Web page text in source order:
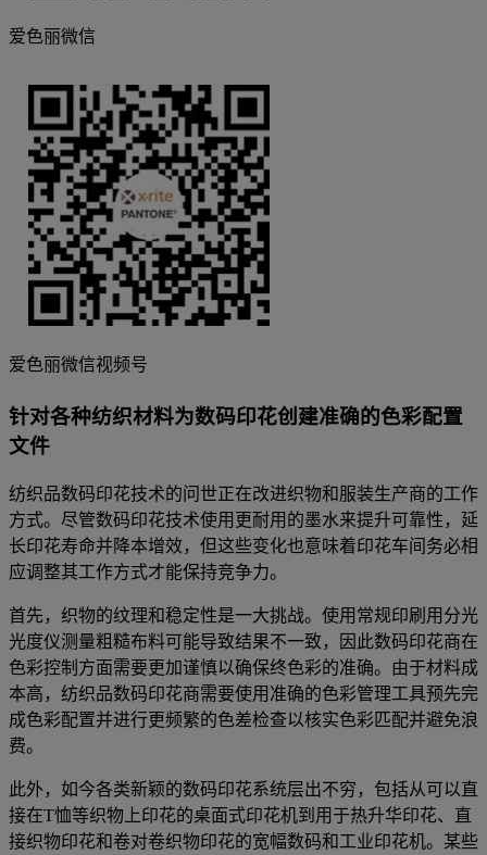
爱色丽微信
爱色丽微信视频号
针对各种纺织材料为数码印花创建准确的色彩配置
文件
纺织品数码印花技术的问世正在改进织物和服装生产商的工作
方式。尽管数码印花技术使用更耐用的墨水来提升可靠性，延
长印花寿命并降本增效，但这些变化也意味着印花车间务必相
应调整其工作方式才能保持竞争力。
首先，织物的纹理和稳定性是一大挑战。使用常规印刷用分光
光度仪测量粗糙布料可能导致结果不一致，因此数码印花商在
色彩控制方面需要更加谨慎以确保终色彩的准确。由于材料成
本高，纺织品数码印花商需要使用准确的色彩管理工具预先完
成色彩配置并进行更频繁的色差检查以核实色彩匹配并避免浪
费。
此外，如今各类新颖的数码印花系统层出不穷，包括从可以直
接在T恤等织物上印花的桌面式印花机到用于热升华印花、直
接织物印花和卷对卷织物印花的宽幅数码和工业印花机。某些